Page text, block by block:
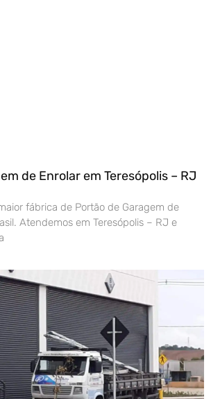
de Enrolar em Teresópolis – RJ
fábrica de Portão de Garagem de
Atendemos em Teresópolis – RJ e